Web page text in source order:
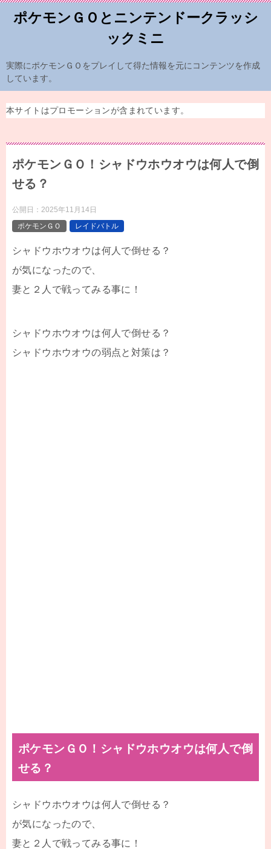
ポケモンＧＯとニンテンドークラッシ
ックミニ
実際にポケモンＧＯをプレイして得た情報を元にコンテンツを作成
しています。
本サイトはプロモーションが含まれています。
ポケモンＧＯ！シャドウホウオウは何人で倒
せる？
公開日： 2025年11月14日
ポケモンＧＯ
レイドバトル
シャドウホウオウは何人で倒せる？
が気になったので、
妻と２人で戦ってみる事に！
シャドウホウオウは何人で倒せる？
シャドウホウオウの弱点と対策は？
ポケモンＧＯ！シャドウホウオウは何人で倒
せる？
シャドウホウオウは何人で倒せる？
が気になったので、
妻と２人で戦ってみる事に！